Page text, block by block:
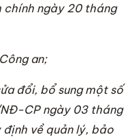
chính ngày 20 tháng
an;
đổi, bổ sung một số
NĐ-CP ngày 03 tháng
định về quản lý, bảo